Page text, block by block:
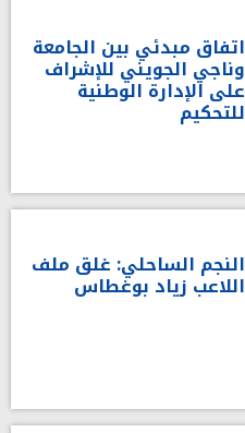
اتفاق مبدئي بين الجامعة
وناجي الجويني للإشراف
على الإدارة الوطنية
للتحكيم
النجم الساحلي: غلق ملف
اللاعب زياد بوغطاس